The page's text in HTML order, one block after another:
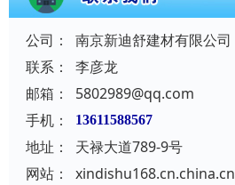
公司：
南京新迪舒建材有限公司
联系：
李彦龙
邮箱：
5802989@qq.com
手机：
13611588567
地址：
天禄大道789-9号
网站：
xindishu168.cn.china.cn